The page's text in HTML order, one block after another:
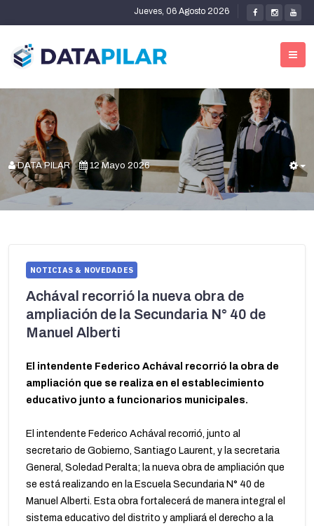
Jueves, 06 Agosto 2026
DATA PILAR 12 Mayo 2026
NOTICIAS & NOVEDADES
Achával recorrió la nueva obra de
ampliación de la Secundaria N° 40 de
Manuel Alberti
El intendente Federico Achával recorrió la obra de
ampliación que se realiza en el establecimiento
educativo junto a funcionarios municipales.
El intendente Federico Achával recorrió, junto al
secretario de Gobierno, Santiago Laurent, y la secretaria
General, Soledad Peralta; la nueva obra de ampliación que
se está realizando en la Escuela Secundaria N° 40 de
Manuel Alberti. Esta obra fortalecerá de manera integral el
sistema educativo del distrito y ampliará el derecho a la